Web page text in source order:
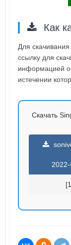
Как
Для
ссылку для
информацией
истечении
Скачать